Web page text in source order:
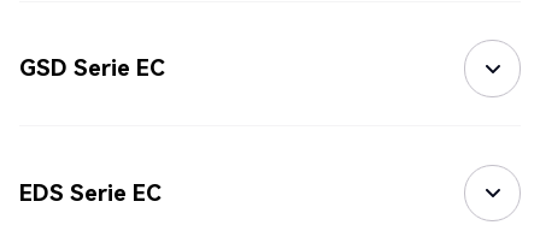
GSD Serie EC
EDS Serie EC